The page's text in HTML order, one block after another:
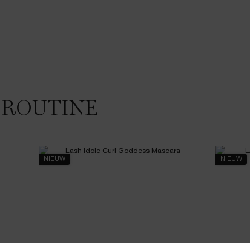
ROUTINE
NIEUW NIEUW